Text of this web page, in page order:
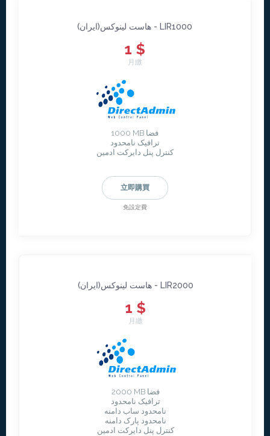
هاست لينوکس(ايران) - LIR1000
1 $
月繳
1000 MB فضا
ترافیک نامحدود
کنترل پنل دایرکت ادمین
立即購買
免設定費
هاست لينوکس(ايران) - LIR2000
1 $
月繳
2000 MB فضا
ترافیک نامحدود
نامحدود ساب دامنه
نامحدود پارک دامنه
کنترل پنل دایرکت ادمین